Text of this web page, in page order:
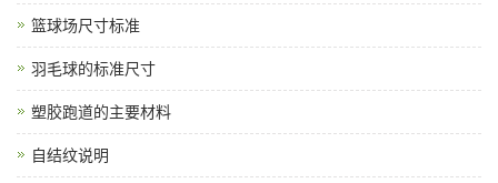
篮球场尺寸标准
羽毛球的标准尺寸
塑胶跑道的主要材料
自结纹说明